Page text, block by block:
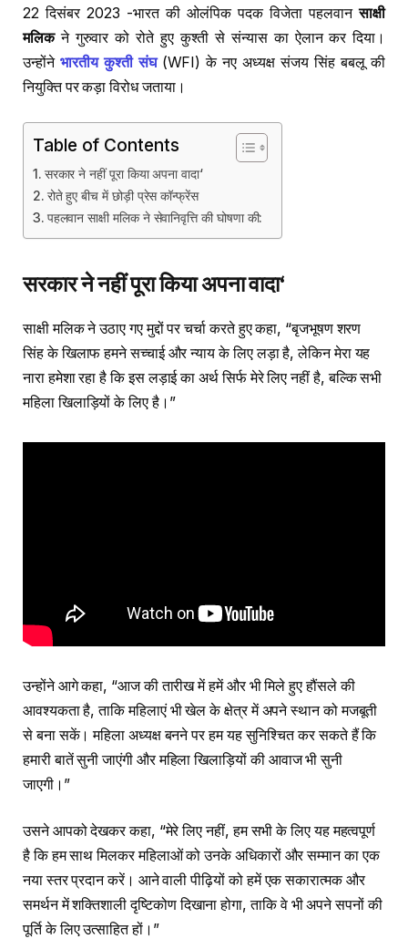
22 दिसंबर 2023 -भारत की ओलंपिक पदक विजेता पहलवानसाक्षी
मलिकने गुरुवार को रोते हुए कुश्ती से संन्यास का ऐलान कर दिया।
उन्होंने भारतीय कुश्ती संघ(WFI) के नए अध्यक्ष संजय सिंह बबलू की
नियुक्ति पर कड़ा विरोध जताया।
Table of Contents
सरकार ने नहीं पूरा किया अपना वादा‘
रोते हुए बीच में छोड़ी प्रेस कॉन्फ्रेंस
पहलवान साक्षी मलिक ने सेवानिवृत्ति की घोषणा की:
सरकारनेनहींपूराकियाअपनावादा‘
साक्षी मलिक ने उठाए गए मुद्दों पर चर्चा करते हुए कहा, “बृजभूषण शरण
सिंह के खिलाफ हमने सच्चाई और न्याय के लिए लड़ा है, लेकिन मेरा यह
नारा हमेशा रहा है कि इस लड़ाई का अर्थ सिर्फ मेरे लिए नहीं है, बल्कि सभी
महिला खिलाड़ियों के लिए है।”
उन्होंने आगे कहा, “आज की तारीख में हमें और भी मिले हुए हौंसले की
आवश्यकता है, ताकि महिलाएं भी खेल के क्षेत्र में अपने स्थान को मजबूती
से बना सकें। महिला अध्यक्ष बनने पर हम यह सुनिश्चित कर सकते हैं कि
हमारी बातें सुनी जाएंगी और महिला खिलाड़ियों की आवाज भी सुनी
जाएगी।”
उसने आपको देखकर कहा, “मेरे लिए नहीं, हम सभी के लिए यह महत्वपूर्ण
है कि हम साथ मिलकर महिलाओं को उनके अधिकारों और सम्मान का एक
नया स्तर प्रदान करें। आने वाली पीढ़ियों को हमें एक सकारात्मक और
समर्थन में शक्तिशाली दृष्टिकोण दिखाना होगा, ताकि वे भी अपने सपनों की
पूर्ति के लिए उत्साहित हों।”